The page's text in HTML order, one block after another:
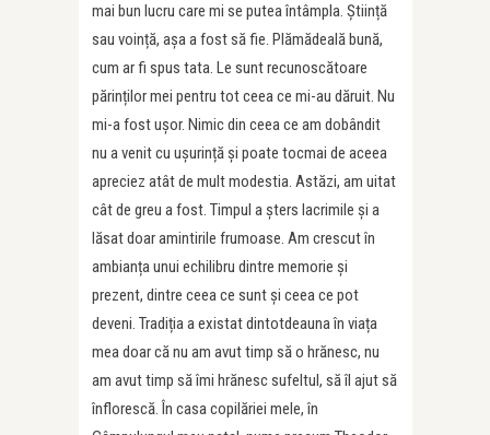
mai bun lucru care mi se putea întâmpla. Știință
sau voință, așa a fost să fie. Plămădeală bună,
cum ar fi spus tata. Le sunt recunoscătoare
părinților mei pentru tot ceea ce mi-au dăruit. Nu
mi-a fost ușor. Nimic din ceea ce am dobândit
nu a venit cu ușurință și poate tocmai de aceea
apreciez atât de mult modestia. Astăzi, am uitat
cât de greu a fost. Timpul a șters lacrimile și a
lăsat doar amintirile frumoase. Am crescut în
ambianța unui echilibru dintre memorie și
prezent, dintre ceea ce sunt și ceea ce pot
deveni. Tradiția a existat dintotdeauna în viața
mea doar că nu am avut timp să o hrănesc, nu
am avut timp să îmi hrănesc sufeltul, să îl ajut să
înflorescă. În casa copilăriei mele, în